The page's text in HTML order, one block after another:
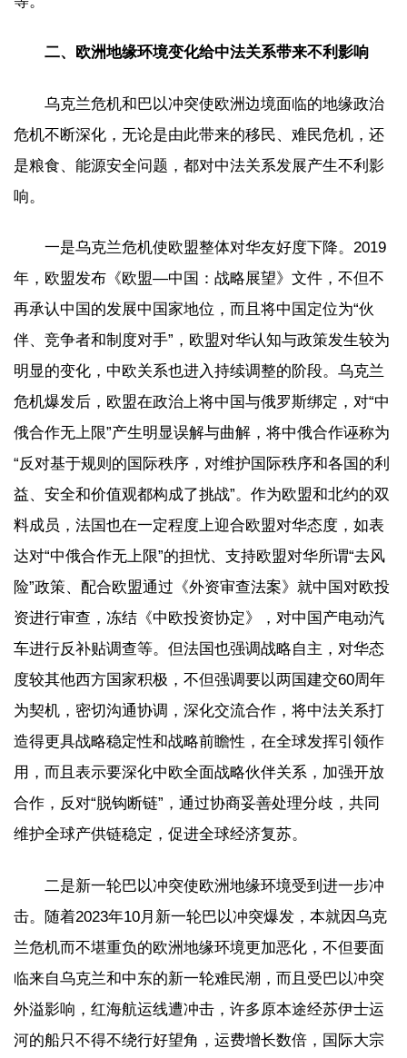
二、欧洲地缘环境变化给中法关系带来不利影响
乌克兰危机和巴以冲突使欧洲边境面临的地缘政治
危机不断深化，无论是由此带来的移民、难民危机，还
是粮食、能源安全问题，都对中法关系发展产生不利影
响。
一是乌克兰危机使欧盟整体对华友好度下降。2019
年，欧盟发布《欧盟—中国：战略展望》文件，不但不
再承认中国的发展中国家地位，而且将中国定位为“伙
伴、竞争者和制度对手”，欧盟对华认知与政策发生较为
明显的变化，中欧关系也进入持续调整的阶段。乌克兰
危机爆发后，欧盟在政治上将中国与俄罗斯绑定，对“中
俄合作无上限”产生明显误解与曲解，将中俄合作诬称为
“反对基于规则的国际秩序，对维护国际秩序和各国的利
益、安全和价值观都构成了挑战”。作为欧盟和北约的双
料成员，法国也在一定程度上迎合欧盟对华态度，如表
达对“中俄合作无上限”的担忧、支持欧盟对华所谓“去风
险”政策、配合欧盟通过《外资审查法案》就中国对欧投
资进行审查，冻结《中欧投资协定》，对中国产电动汽
车进行反补贴调查等。但法国也强调战略自主，对华态
度较其他西方国家积极，不但强调要以两国建交60周年
为契机，密切沟通协调，深化交流合作，将中法关系打
造得更具战略稳定性和战略前瞻性，在全球发挥引领作
用，而且表示要深化中欧全面战略伙伴关系，加强开放
合作，反对“脱钩断链”，通过协商妥善处理分歧，共同
维护全球产供链稳定，促进全球经济复苏。
二是新一轮巴以冲突使欧洲地缘环境受到进一步冲
击。随着2023年10月新一轮巴以冲突爆发，本就因乌克
兰危机而不堪重负的欧洲地缘环境更加恶化，不但要面
临来自乌克兰和中东的新一轮难民潮，而且受巴以冲突
外溢影响，红海航运线遭冲击，许多原本途经苏伊士运
河的船只不得不绕行好望角，运费增长数倍，国际大宗